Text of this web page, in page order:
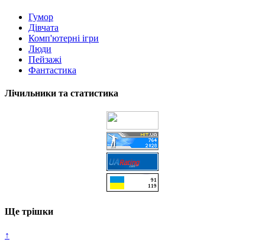
Гумор
Дівчата
Комп'ютерні ігри
Люди
Пейзажі
Фантастика
Лічильники та статистика
Ще трішки
↑